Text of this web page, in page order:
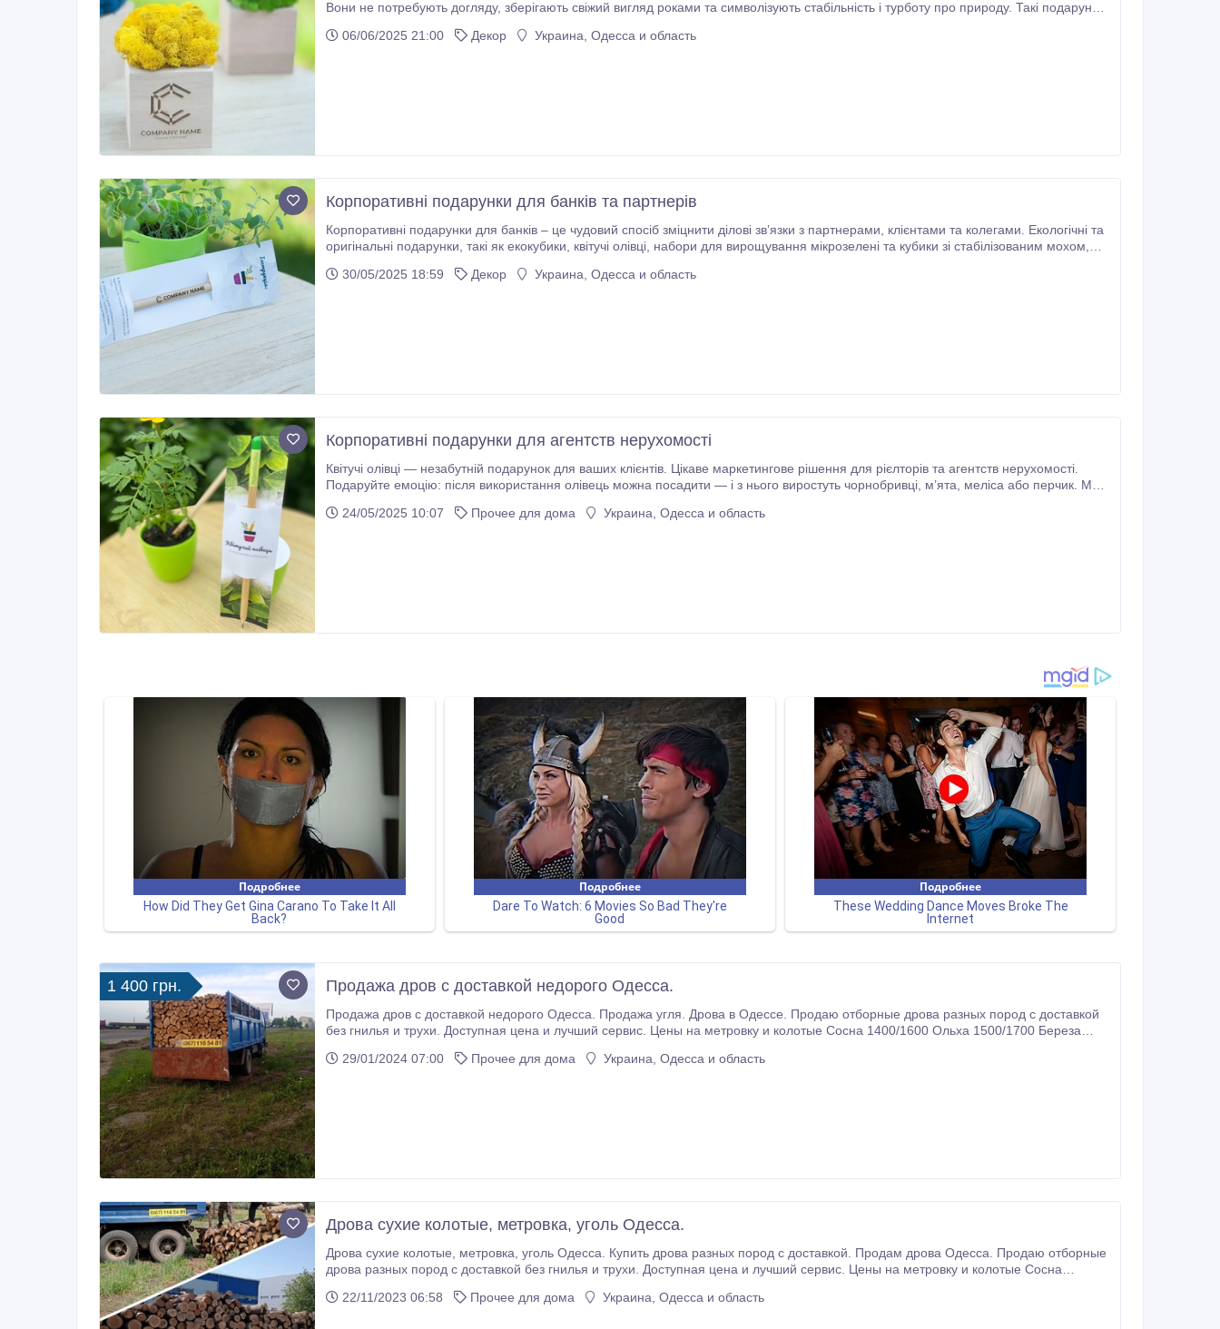
Вони не потребують догляду, зберігають свіжий вигляд роками та символізують стабільність і турботу про природу. Такі подарунки
06/06/2025 21:00
Декор Украина, Одесса и область
Корпоративні подарунки для банків та партнерів
Корпоративні подарунки для банків – це чудовий спосіб зміцнити ділові зв’язки з партнерами, клієнтами та колегами. Екологічні та
оригінальні подарунки, такі як екокубики, квітучі олівці, набори для вирощування мікрозелені та кубики зі стабілізованим мохом,
30/05/2025 18:59
Декор Украина, Одесса и область
Корпоративні подарунки для агентств нерухомості
Квітучі олівці — незабутній подарунок для ваших клієнтів. Цікаве маркетингове рішення для рієлторів та агентств нерухомості.
Подаруйте емоцію: після використання олівець можна посадити — і з нього виростуть чорнобривці, м’ята, меліса або перчик. Ми
24/05/2025 10:07
Прочее для дома Украина, Одесса и область
1 400 грн. Продажа дров с доставкой недорого Одесса.
Продажа дров с доставкой недорого Одесса. Продажа угля. Дрова в Одессе. Продаю отборные дрова разных пород с доставкой
без гнилья и трухи. Доступная цена и лучший сервис. Цены на метровку и колотые Сосна 1400/1600 Ольха 1500/1700 Береза
29/01/2024 07:00
Прочее для дома Украина, Одесса и область
Дрова сухие колотые, метровка, уголь Одесса.
Дрова сухие колотые, метровка, уголь Одесса. Купить дрова разных пород с доставкой. Продам дрова Одесса. Продаю отборные
дрова разных пород с доставкой без гнилья и трухи. Доступная цена и лучший сервис. Цены на метровку и колотые Сосна
22/11/2023 06:58
Прочее для дома Украина, Одесса и область